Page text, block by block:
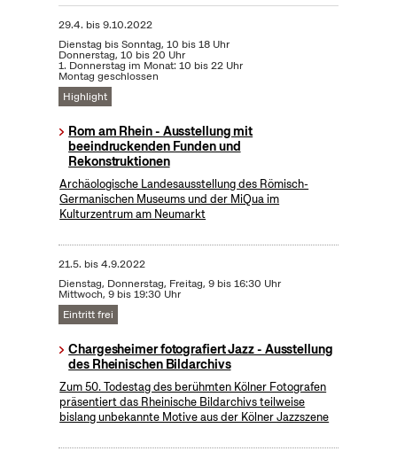
29.4. bis9.10.2022
Dienstag bis Sonntag, 10 bis 18 Uhr
Donnerstag, 10 bis 20 Uhr
1. Donnerstag im Monat: 10 bis 22 Uhr
Montag geschlossen
Highlight
Rom am Rhein - Ausstellung mit
beeindruckenden Funden und
Rekonstruktionen
Archäologische Landesausstellung des Römisch-
Germanischen Museums und der MiQua im
Kulturzentrum am Neumarkt
21.5. bis4.9.2022
Dienstag, Donnerstag, Freitag, 9 bis 16:30 Uhr
Mittwoch, 9 bis 19:30 Uhr
Eintritt frei
Chargesheimer fotografiert Jazz - Ausstellung
des Rheinischen Bildarchivs
Zum 50. Todestag des berühmten Kölner Fotografen
präsentiert das Rheinische Bildarchivs teilweise
bislang unbekannte Motive aus der Kölner Jazzszene